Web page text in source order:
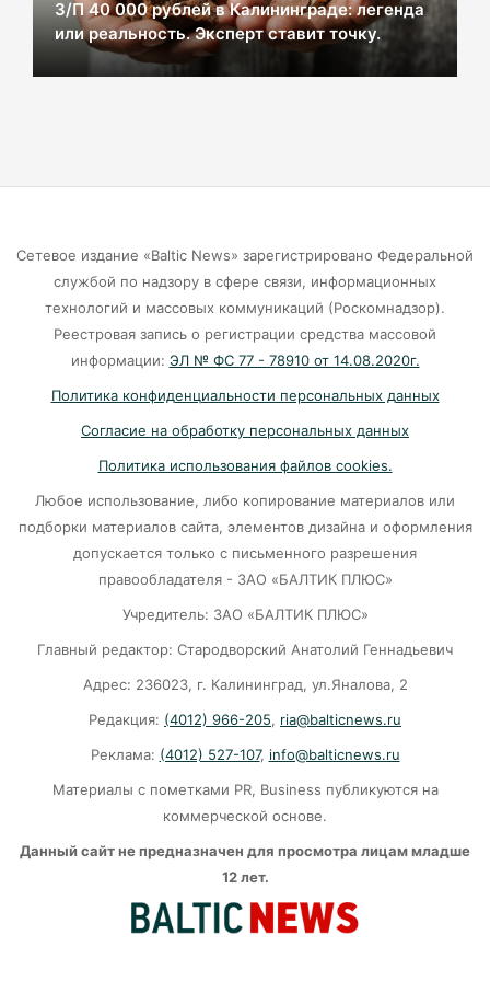
В Калининграде из-за ямочного ремонта на К.
Маркса гибнут липы
подталкивает к депрессии
Калининград и Москва объединяются ради
07-08-2026
Убийцу участника СВО в Балтийске посадили
В Калининграде «КамАЗ» сбил скутериста
07-08-2026
Губернатор объяснил, откуда берутся пустые
колонки на заправках в Калининграде
06-08-2026
«Губернатор против ям»: Беспрозванных
требует перекроить график ремонта дорог
06-08-2026
Литва ждёт атак украинских дронов
З/П 40 000 рублей в Калининграде: легенда
или реальность. Эксперт ставит точку.
Сетевое издание «Baltic News» зарегистрировано Федеральной
службой по надзору в сфере связи, информационных
технологий и массовых коммуникаций (Роскомнадзор).
Реестровая запись о регистрации средства массовой
информации: ЭЛ № ФС 77 - 78910 от 14.08.2020г.
Политика конфиденциальности персональных данных
Согласие на обработку персональных данных
Политика использования файлов cookies.
Любое использование, либо копирование материалов или
подборки материалов сайта, элементов дизайна и оформления
допускается только с письменного разрешения
правообладателя - ЗАО «БАЛТИК ПЛЮС»
Учредитель: ЗАО «БАЛТИК ПЛЮС»
Главный редактор: Стародворский Анатолий Геннадьевич
Адрес: 236023, г. Калининград, ул.Яналова, 2
Редакция: (4012) 966-205, ria@balticnews.ru
Реклама: (4012) 527-107, info@balticnews.ru
Материалы с пометками PR, Business публикуются на
коммерческой основе.
Данный сайт не предназначен для просмотра лицам младше
12 лет.